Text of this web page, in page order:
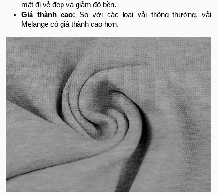
mất đi vẻ đẹp và giảm độ bền.
Giá thành cao: So với các loại vải thông thường, vải
Melange có giá thành cao hơn.